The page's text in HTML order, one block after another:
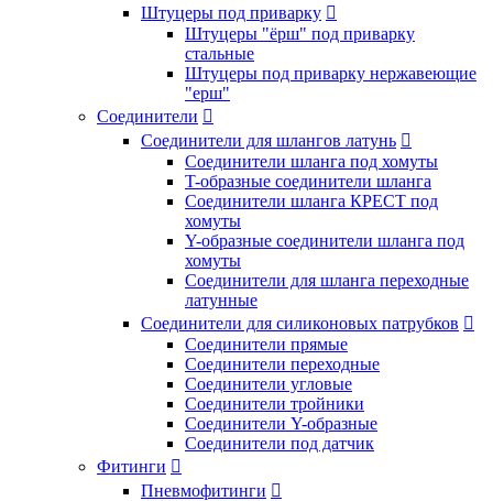
Штуцеры под приварку 
Штуцеры "ёрш" под приварку
стальные
Штуцеры под приварку нержавеющие
"ерш"
Соединители 
Соединители для шлангов латунь 
Соединители шланга под хомуты
T-образные соединители шланга
Соединители шланга КРЕСТ под
хомуты
Y-образные соединители шланга под
хомуты
Соединители для шланга переходные
латунные
Соединители для силиконовых патрубков 
Соединители прямые
Соединители переходные
Соединители угловые
Соединители тройники
Соединители Y-образные
Соединители под датчик
Фитинги 
Пневмофитинги 